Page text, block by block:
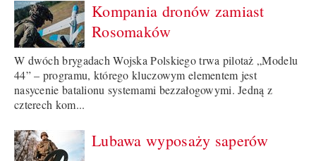
Kompania dronów zamiast
Rosomaków
W dwóch brygadach Wojska Polskiego trwa pilotaż „Modelu
44” – programu, którego kluczowym elementem jest
nasycenie batalionu systemami bezzałogowymi. Jedną z
czterech kom...
Lubawa wyposaży saperów